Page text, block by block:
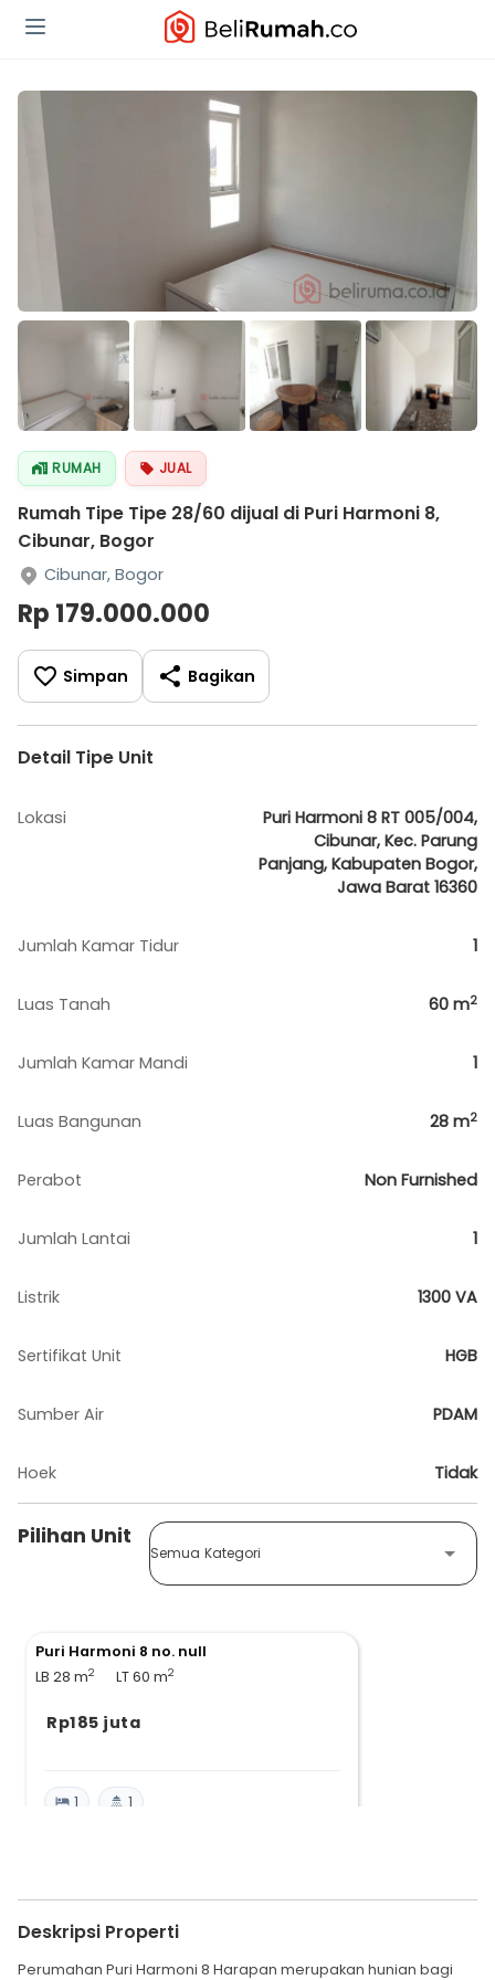
RUMAH JUAL
Rumah Tipe Tipe 28/60 dijual di Puri Harmoni 8,
Cibunar, Bogor
Cibunar, Bogor
Rp 179.000.000
Simpan Bagikan
Detail Tipe Unit
Lokasi
Puri Harmoni 8 RT 005/004,
Cibunar, Kec. Parung
Panjang, Kabupaten Bogor,
Jawa Barat 16360
Jumlah Kamar Tidur 1
Luas Tanah 60 m2
Jumlah Kamar Mandi 1
Luas Bangunan 28 m2
Perabot Non Furnished
Jumlah Lantai 1
Listrik 1300 VA
Sertifikat Unit HGB
Sumber Air PDAM
Hoek Tidak
Pilihan Unit
Semua Kategori
Puri Harmoni 8 no. null
LB 28 m2 LT 60 m2
Rp185 juta
1 1
Deskripsi Properti
Perumahan Puri Harmoni 8 Harapan merupakan hunian bagi